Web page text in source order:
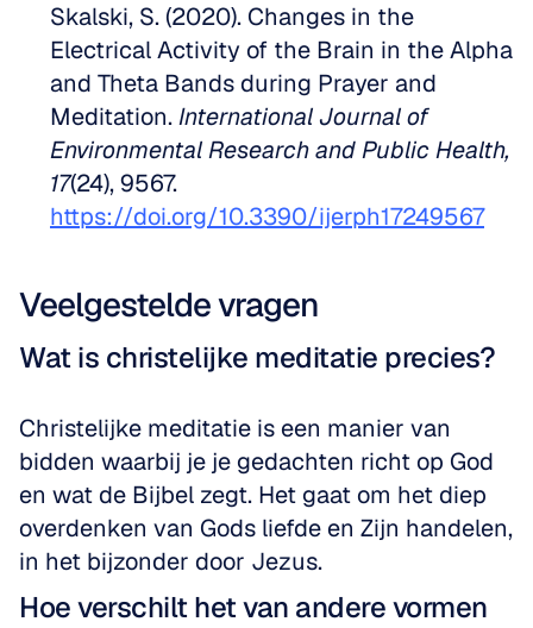
Skalski, S. (2020). Changes in the
Electrical Activity of the Brain in the Alpha
and Theta Bands during Prayer and
Meditation. International Journal of
Environmental Research and Public Health,
17
https://doi.org/10.3390/ijerph17249567
Veelgestelde vragen
Wat is christelijke meditatie precies?
Christelijke meditatie is een manier van
bidden waarbij je je gedachten richt op God
en wat de Bijbel zegt. Het gaat om het diep
overdenken van Gods liefde en Zijn handelen,
in het bijzonder door Jezus.
Hoe verschilt het van andere vormen